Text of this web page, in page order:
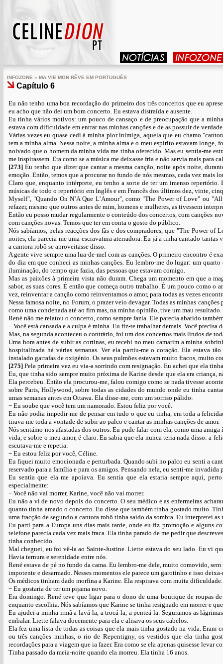
INFOZONE » MA VIE MON RÊVE EM PORTUGUÊS
Capítulo 6
Eu não tenho uma boa recordação do primeiro dos três concertos que eu
eu acho que não dei um bom concerto. Eu estava distraída e ausente.
Eu tinha vários motivos: um pouco de cansaço e de preocupação que a
estava com dificuldade em entrar nas minhas canções e de as possuir de
Várias vezes eu quase cedi à minha pior inimiga, aquela que eu chamo
tem a minha alma. Nessa noite, a minha alma e o meu espírito estavam
noivado que o homem da minha vida me tinha oferecido. Mas eu sentia-me
me inspirassem. Era como se a música me deixasse fria e não servia mais para
[273] Eu tenho que dizer que cantar a mesma canção, noite após noite,
emoção. Então, temos que a procurar no fundo de nós mesmos, cada vez mais
Claro que, enquanto intérprete, eu tenho a sorte de ter um imenso
músicas de todo o repertório em Inglês e em Francês dos últimos dez, vinte,
Myself", "Quando On N’A Que L’Amour", como "The Power of Love" ou
refazer, mesmo que outros antes de mim, homens e mulheres, as tivessem
Então eu posso mudar regularmente o conteúdo dos concertos, com canções
com canções novas. Temos que ter em conta o gosto do público.
Nós sabíamos, pelas reacções dos fãs e dos compradores, que "The Power
noites, ela parecia-me uma escravatura aterradora. Eu já a tinha cantado
a cantora robô se aproveitasse disso.
A gente vive sempre uma lua-de-mel com as canções. O primeiro encontro é
do dia em que conheci as minhas canções. Eu lembro-me do lugar: um
iluminação, do tempo que fazia, das pessoas que estavam comigo.
Mas as paixões à primeira vista não duram. Chega um momento em que a
sabor, as suas cores. É então que começa outro trabalho. É um pouco como o
vez, reinventar a canção como reinventamos o amor, para todas as vezes
Nessa famosa noite, no Forum, o prazer veio devagar. Todas as minhas
como uma condenada até ao fim mas, na minha opinião, tive um mau resultado.
René não me relatou o concerto, como sempre fazia. Ele parecia abatido
− Você está cansada e a culpa é minha. Eu fiz-te trabalhar demais. Você precisa
Mas, na segunda aconteceu o contrário, foi um dos concertos mais lindos de
Uma hora antes de subir as cortinas, eu recebi no meu camarim a minha
hospitalizada há várias semanas. Ver ela partiu-me o coração. Ela estava
instalado garrafas de oxigénio. Os seus pulmões estavam muito fracos, muito
[275] Pela primeira vez eu via-a sorrindo com resignação. Eu achei que ela
Eu, que tinha sido sempre muito próxima de Karine desde que ela era criança,
Ela percebeu. Então ela procurou-me, falou comigo como se nada tivesse
sobre Paris, Hollywood, sobre todas as cidades do mundo onde eu tinha
umas semanas antes em Ottawa. Ela disse-me, com um sorriso pálido:
− Eu soube que você tem um namorado. Estou feliz por você.
Eu não podia impedir-me de pensar em tudo o que eu tinha, em toda a
tirava-me toda a vontade de subir ao palco e cantar as minhas canções de amor.
Nós sentámo-nos afastadas dos outros. Eu pude falar com ela, como uma
vida, e sobre o meu amor, é claro. Eu sabia que ela nunca teria nada disso: a
escutava-me e repetia:
− Eu estou feliz por você, Céline.
Eu fiquei muito emocionada e perturbada. Quando subi no palco eu senti a
reservado para a família e para os amigos. Pensando nela, eu senti-me
Eu sentia que ela me apoiava. Eu sentia que ela estaria sempre aqui,
especialmente:
− Você não vai morrer, Karine, você não vai morrer.
Eu não a vi de novo depois do concerto. O seu médico e as enfermeiras
quanto tinha amado o concerto. Eu disse que também tinha gostado muito.
uma fracção de segundo a cantora robô tinha saído da sombra. Eu interpretei
Eu parti para a Europa uns dias mais tarde, onde eu fiz promoção e alguns
telefone parecia cada vez mais fraca. Ela tinha parado de me pedir que
tinha conhecido.
Mal cheguei, eu foi vê-la ao Sainte-Justine. Liette estava do seu lado. Eu vi
Havia ternura e serenidade entre nós.
René estava de pé no fundo da cama. Eu lembro-me dele, muito comovido,
impotente e desarmado. Nesses momentos ele parece um garotinho e isso
Os médicos tinham dado morfina a Karine. Ela respirava com muita
− Eu gostaria de ter um pijama novo.
Era domingo. René teve que ligar para o dono de uma boutique de roupas
enquanto escolhia. Nós sabíamos que Karine se tinha resignado em morrer e
Eu ajudei a minha irmã a lavá-la, a trocá-la, a penteá-la. Seguramos as
embalar. Liette falava docemente para ela e alisava os seus cabelos.
Ela fez uma lista de todas as coisas que ela mais tinha gostado na vida. Eram
ou três canções minhas, o rio de Repentigny, os vestidos que ela tinha
recordações para a viagem que ia fazer. Era como se ela apenas quisesse levar
Tinha passado da meia-noite quando ela morreu. Ela tinha 16 anos.